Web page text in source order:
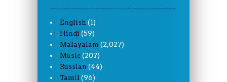
English (1)
Hindi (59)
Malayalam (2,027)
Music (207)
Russian (44)
Tamil (96)